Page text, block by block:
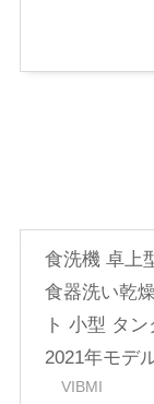
食洗機 卓上
食器洗い乾
ト 小型 タ
2021年モデ
VIBMI